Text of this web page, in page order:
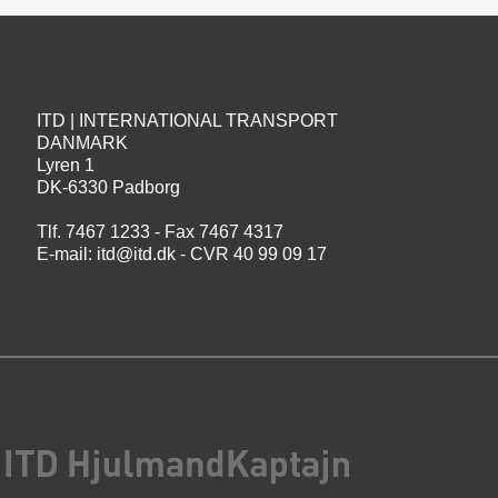
ITD | INTERNATIONAL TRANSPORT
DANMARK
Lyren 1
DK-6330 Padborg
Tlf. 7467 1233 - Fax 7467 4317
E-mail: itd@itd.dk- CVR 40 99 09 17